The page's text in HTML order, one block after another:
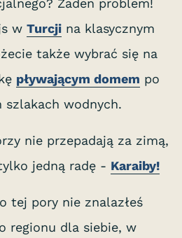
Żaden problem!
w Turcji na klasycznym
także wybrać się na
pływającym domem po
szlakach wodnych.
nie przepadają za zimą,
jedną radę - Karaiby!
tej pory nie znalazłeś
regionu dla siebie, w